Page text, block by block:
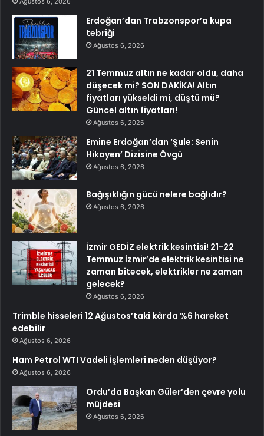
Erdoğan’dan Trabzonspor’a kupa
tebriği
Ağustos 6, 2026
21 Temmuz altın ne kadar oldu, daha
düşecek mi? SON DAKİKA! Altın
fiyatları yükseldi mi, düştü mü?
Güncel altın fiyatları!
Ağustos 6, 2026
Emine Erdoğan’dan ‘Şule: Senin
Hikayen’ Dizisine Övgü
Ağustos 6, 2026
Bağışıklığın gücü nelere bağlıdır?
Ağustos 6, 2026
İzmir GEDİZ elektrik kesintisi! 21-22
Temmuz İzmir’de elektrik kesintisi ne
zaman bitecek, elektrikler ne zaman
gelecek?
Ağustos 6, 2026
Trimble hisseleri 12 Ağustos’taki kârda %6 hareket
edebilir
Ağustos 6, 2026
Ham Petrol WTI Vadeli İşlemleri neden düşüyor?
Ağustos 6, 2026
Ordu’da Başkan Güler’den çevre yolu
müjdesi
Ağustos 6, 2026